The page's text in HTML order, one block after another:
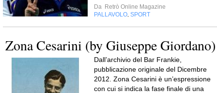
Da Retrò Online Magazine
PALLAVOLO SPORT
Zona Cesarini (by Giuseppe Giordano)
Dall’archivio del Bar Frankie,
pubblicazione originale del Dicembre
2012. Zona Cesarini è un’espressione
con cui si indica la fase finale di una